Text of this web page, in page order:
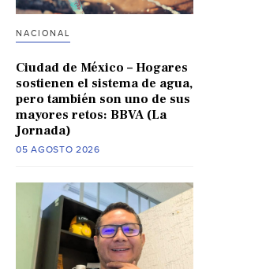
NACIONAL
Ciudad de México – Hogares
sostienen el sistema de agua,
pero también son uno de sus
mayores retos: BBVA (La
Jornada)
05 AGOSTO 2026